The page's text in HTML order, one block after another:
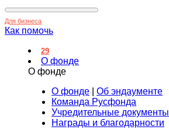
Для бизнеса
Как помочь
29
О фонде
О фонде
О фонде
Об эндаументе
Команда Русфонда
Учредительные документы
Награды и благодарности